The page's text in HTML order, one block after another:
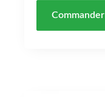
Commander